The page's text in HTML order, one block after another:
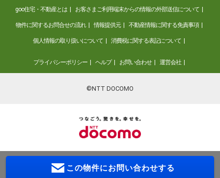
goo住宅・不動産とは お客さまご利用端末からの情報の外部送信について
物件に関するお問合せの流れ 情報提供元 不動産情報に関する免責事項
個人情報の取り扱いについて 消費税に関する表記について
プライバシーポリシー ヘルプ お問い合わせ 運営会社
©NTT DOCOMO
この物件にお問い合わせする